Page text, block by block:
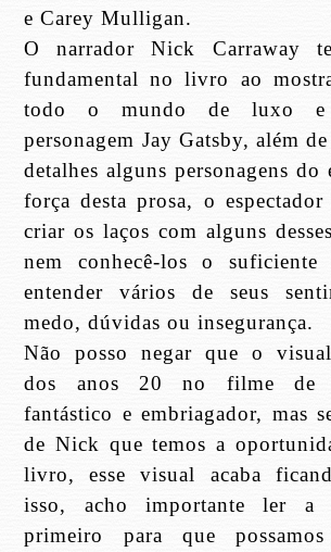
e Carey Mulligan.
O narrador Nick Carraway
fundamental no livro ao
todo o mundo de luxo e
personagem Jay Gatsby, além
detalhes alguns personagens do
força desta prosa, o espectador
criar os laços com alguns
nem conhecê-los o
entender vários de seus
medo, dúvidas ou insegurança.
Não posso negar que o visual
dos anos 20 no filme de
fantástico e embriagador, mas
de Nick que temos a
livro, esse visual acaba
isso, acho importante ler a
primeiro para que